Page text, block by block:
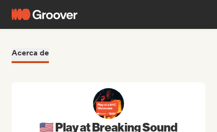
Acerca de
🇺🇸 Play at Breaking Sound